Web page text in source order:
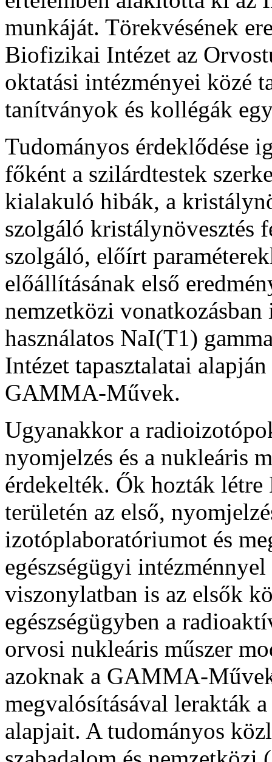
munkáját. Törekvésének
Biofizikai Intézet az
oktatási intézményei közé
tanítványok és kollégák
Tudományos érdeklődése
főként a szilárdtestek
kialakuló hibák, a
szolgáló kristálynövesztés
szolgáló, előírt
előállításának első
nemzetközi
használatos NaI(T1)
Intézet tapasztalatai
GAMMA-Művek.
Ugyanakkor a
nyomjelzés és a nukleáris
érdekelték. Ők hozták létre
területén az első,
izotóplaboratóriumot és
egészségügyi
viszonylatban is az elsők
egészségügyben a
orvosi nukleáris műszer
azoknak a GAMMA-
megvalósításával lerakták
alapjait. A tudományos